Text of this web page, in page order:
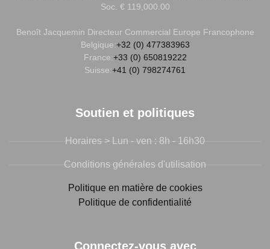
Soc. € 119,000.00
Benoît Jacquemin Directeur Commercial Europe Francophone
Belgique:+32 (0) 477383963
France:+33 (0) 650819222
Suisse:+41 (0) 798274761
Soutien et politiques
Horaires > Lun - ven : 8h - 16h30
Conditions générales d'utilisation
Politique en matière de cookies
Politique de confidentialité
Connectez-vous avec